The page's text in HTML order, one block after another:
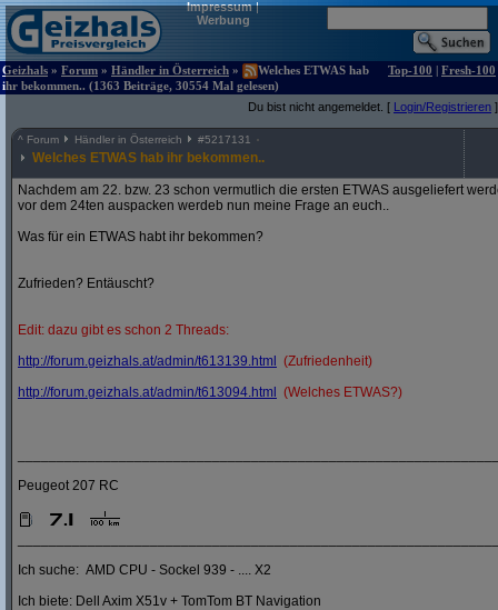
Impressum|
Werbung
Geizhals » Forum » Händler in Österreich »
Welches ETWAS hab
ihr bekommen.. (1363 Beiträge, 30554 Mal gelesen)
Top-100 | Fresh-100
Du bist nicht angemeldet. [ Login/Registrieren ]
^ Forum Händler in Österreich #5217131
Welches ETWAS hab ihr bekommen..
Nachdem am 22. bzw. 23 schon vermutlich die ersten ETWAS ausgeliefert
vor dem 24ten auspacken werdeb nun meine Frage an euch..
Was für ein ETWAS habt ihr bekommen?
Zufrieden? Entäuscht?
Edit: dazu gibt es schon 2 Threads:
http://forum.geizhals.at/admin/t613139.html
(Zufriedenheit)
http://forum.geizhals.at/admin/t613094.html (Welches ETWAS?)
Peugeot 207 RC
Ich suche: AMD CPU - Sockel 939 - .... X2
Ich biete: Dell Axim X51v + TomTom BT Navigation